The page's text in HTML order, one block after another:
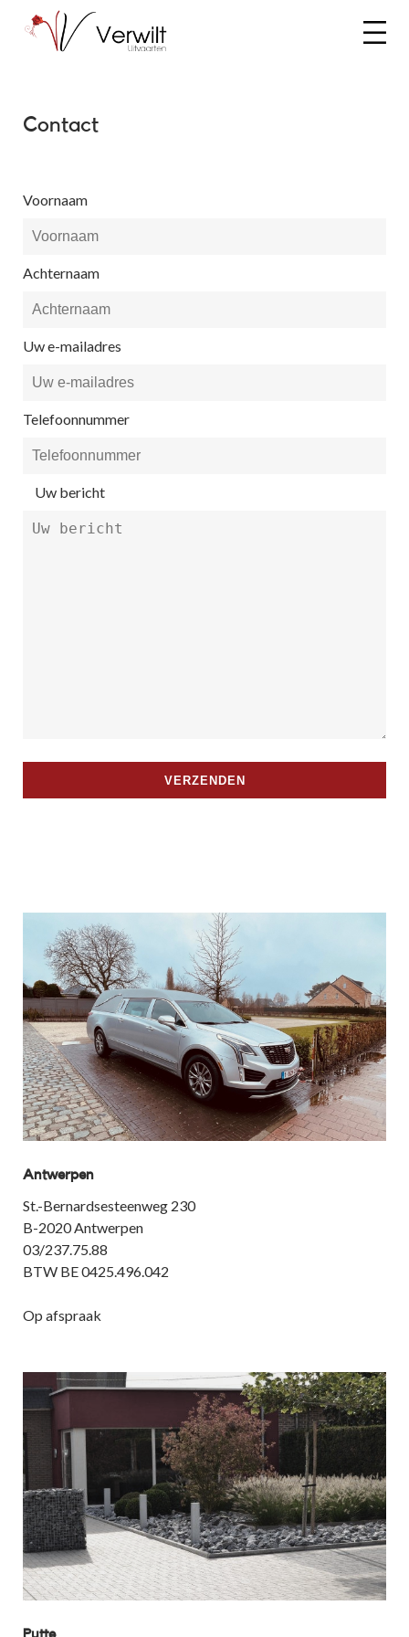
Contact
Voornaam
Achternaam
Uw e-mailadres
Telefoonnummer
Uw bericht
Antwerpen
St.-Bernardsesteenweg 230
B-2020 Antwerpen
03/237.75.88
BTW BE 0425.496.042
Op afspraak